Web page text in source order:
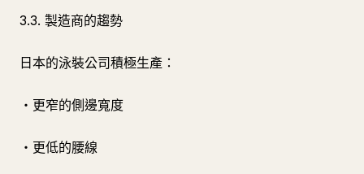
3.3. 製造商的趨勢
日本的泳裝公司積極生產：
・更窄的側邊寬度
・更低的腰線